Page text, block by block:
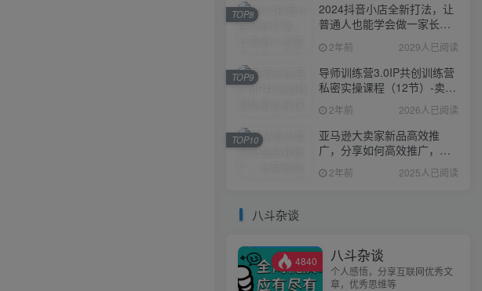
2024抖音小店全新打法，让
普通人也能学会做一家长久
稳定赚钱的抖店
2年前 2029人已阅读
TOP8
导师训练营3.0IP共创训练营
私密实操课程（12节）-卖项
目的密码成功秘诀
2年前 2026人已阅读
TOP9
亚马逊大卖家新品高效推
广，分享如何高效推广，打
造百万美金爆款单品
2年前 2025人已阅读
TOP10
八斗杂谈
4840 八斗杂谈
个人感悟，分享互联网优秀文
章，优秀思维等